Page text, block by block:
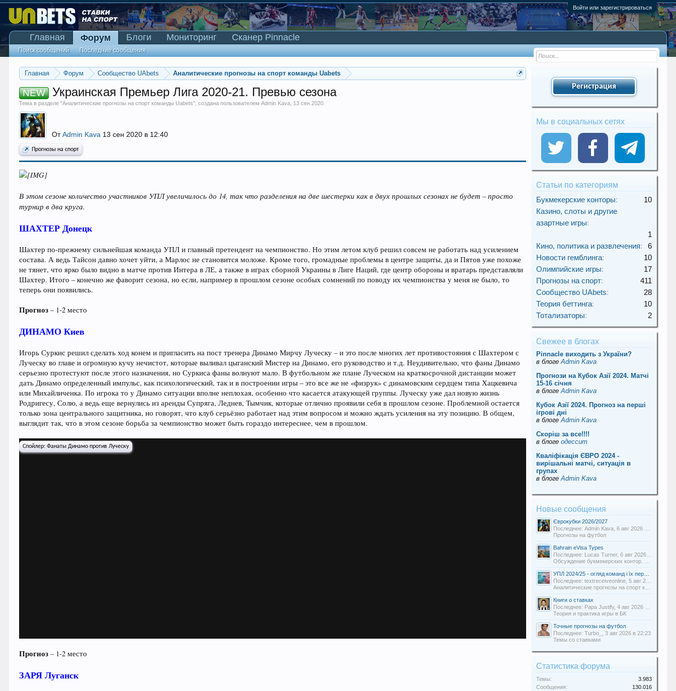
Войти или зарегистрироваться
Главная Форум Сообщество UAbets Аналитические прогнозы на спорт команды Uabets
NEW Украинская Премьер Лига 2020-21. Превью сезона
Тема в разделе "Аналитические прогнозы на спорт команды Uabets", создана пользователемAdmin Kava 13 сен 2020
ОтAdmin Kava 13 сен 2020 в 12:40
Прогнозы на спорт
В этом сезоне количество участников УПЛ увеличилось до 14, так что разделения на две шестерки как в двух прошлых сезонах не будет – просто
турнир в два круга.
ШАХТЕР Донецк
Шахтер по-прежнему сильнейшая команда УПЛ и главный претендент на чемпионство. Но этим летом клуб решил совсем не работать над усилением
состава. А ведь Тайсон давно хочет уйти, а Марлос не становится моложе. Кроме того, громадные проблемы в центре защиты, да и Пятов уже похоже
не тянет, что ярко было видно в матче против Интера в ЛЕ, а также в играх сборной Украины в Лиге Наций, где центр обороны и вратарь представляли
Шахтер. Итого – конечно же фаворит сезона, но если, например в прошлом сезоне особых сомнений по поводу их чемпионства у меня не было, то
теперь они появились.
Прогноз – 1-2 место
ДИНАМО Киев
Игорь Суркис решил сделать ход конем и пригласить на пост тренера Динамо Мирчу Луческу – и это после многих лет противостояния с Шахтером с
Луческу во главе и огромную кучу нечистот, которые выливал цыганский Мистер на Динамо, его руководство и т.д. Неудивительно, что фаны Динамо
серьезно протестуют после этого назначения, но Суркиса фаны волнуют мало. В футбольном же плане Луческом на краткосрочной дистанции может
дать Динамо определенный импульс, как психологический, так и в построении игры – это все же не «физрук» с динамовским сердцем типа Хацкевича
или Михайличенка. По игрока то у Динамо ситуации вполне неплохая, особенно что касается атакующей группы. Луческу уже дал новую жизнь
Родригесу, Солю, а ведь еще вернулись из аренды Супряга, Леднев, Тымчик, которые отлично проявили себя в прошлом сезоне. Проблемной остается
только зона центрального защитника, но говорят, что клуб серьёзно работает над этим вопросом и можно ждать усиления на эту позицию. В общем,
выглядит так, что в этом сезоне борьба за чемпионство может быть гораздо интереснее, чем в прошлом.
Спойлер:Фанаты Динамо против Луческу
Прогноз– 1-2 место
ЗАРЯ Луганск
Регистрация
Мы в социальных сетях
Статьи по категориям
Букмекерские конторы:
10
Казино, слоты и другие
азартные игры:
1
Кино, политика и развлечения:
6
Новости гемблинга:
10
Олимпийские игры:
17
Прогнозы на спорт:
411
Сообщество UAbets:
28
Теория беттинга:
10
Тотализаторы: 2
Свежее в блогах
Pinnacle виходить з України?
в блогеAdmin Kava
Прогнози на Кубок Азії 2024. Матчі
15-16 січня
в блогеAdmin Kava
Кубок Азії 2024. Прогноз на перші
ігрові дні
в блогеAdmin Kava
Скорiш за все!!!!
в блоге одессит
Кваліфікація ЄВРО 2024 -
вирішальні матчі, ситуація в
групах
в блогеAdmin Kava
Новые сообщения
Єврокубки 2026/2027
Последнее: Admin Kava, 6 авг 2026 в 19:31
Прогнозы на футбол
Bahrain eVisa Types
Последнее: Lucas Turner, 6 авг 2026 в 13:16
УПЛ 2024/25 - огляд команд і їх перспективи
Последнее: textreceiveonline, 5 авг 2026 в 20:54
Аналитические прогнозы на спорт команды Uabets
Книги о ставках
Последнее: Papa Justify, 4 авг 2026 в 00:12
Теория и практика игры в БК
Точные прогнозы на футбол
Последнее: Turbo_, 3 авг 2026 в 22:23
Темы со ставками
Статистика форума
Темы:
3.983
Сообщения:
130.016
Главная Форум
Поиск сообщений Последние сообщения
Блоги Мониторинг Сканер Pinnacle